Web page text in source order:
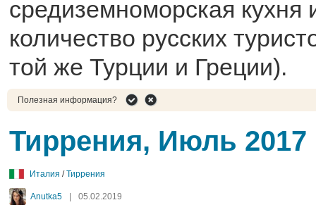
средиземноморская
количество русских
той же Турции и Греции).
Полезная информация?
Тиррения, Июль 2017
Италия /Тиррения
Anutka5 05.02.2019